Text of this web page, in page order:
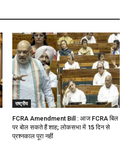
राष्ट्रीय
FCRA Amendment Bill : आज FCRA बिल
पर बोल सकते हैं शाह; लोकसभा में 15 दिन से
प्रश्नकाल पूरा नहीं